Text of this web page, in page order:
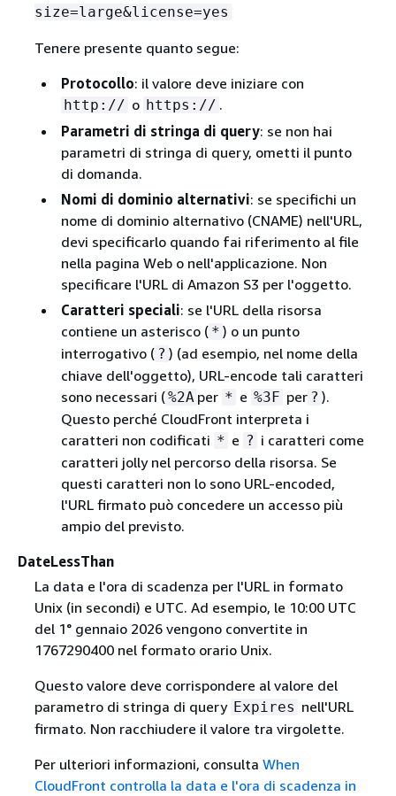
size=large&license=yes
Tenere presente quanto segue:
Protocollo: il valore deve iniziare con
http:// o https:// .
Parametri di stringa di query: se non hai
parametri di stringa di query, ometti il punto
di domanda.
Nomi di dominio alternativi: se specifichi un
nome di dominio alternativo (CNAME) nell'URL,
devi specificarlo quando fai riferimento al file
nella pagina Web o nell'applicazione. Non
specificare l'URL di Amazon S3 per l'oggetto.
Caratteri speciali: se l'URL della risorsa
contiene un asterisco ( * ) o un punto
interrogativo ( ? ) (ad esempio, nel nome della
chiave dell'oggetto), URL-encode tali caratteri
sono necessari (%2A per * e %3F per ? ).
Questo perché CloudFront interpreta i
caratteri non codificati * e ? i caratteri come
caratteri jolly nel percorso della risorsa. Se
questi caratteri non lo sono URL-encoded,
l'URL firmato può concedere un accesso più
ampio del previsto.
DateLessThan
La data e l'ora di scadenza per l'URL in formato
Unix (in secondi) e UTC. Ad esempio, le 10:00 UTC
del 1° gennaio 2026 vengono convertite in
1767290400 nel formato orario Unix.
Questo valore deve corrispondere al valore del
parametro di stringa di query Expires nell'URL
firmato. Non racchiudere il valore tra virgolette.
Per ulteriori informazioni, consulta When
CloudFront controlla la data e l'ora di scadenza in